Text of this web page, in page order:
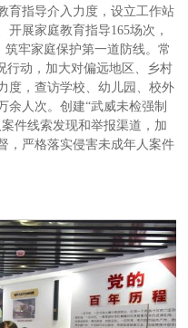
育指导介入力度，设立工作站
开展家庭教育指导165场次，
筑牢家庭保护第一道防线。常
行动，加大对偏远地区、乡村
度，查访学校、幼儿园、校外
余人次。创建“武威未检强制
件线索发现和举报渠道，加
，严格落实侵害未成年人案件